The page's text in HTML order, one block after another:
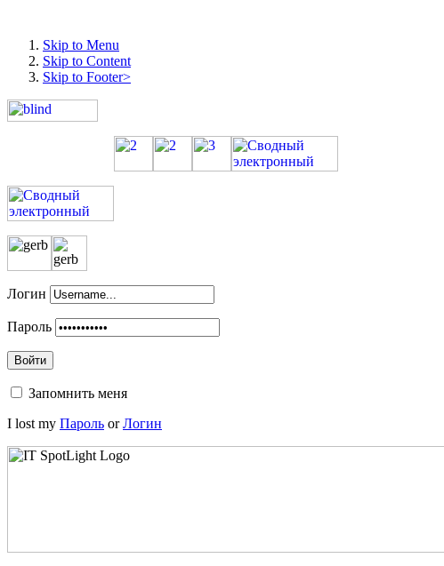
Skip to Menu
Skip to Content
Skip to Footer>
Логин
Пароль
Войти
Запомнить меня
I lost my Пароль orЛогин